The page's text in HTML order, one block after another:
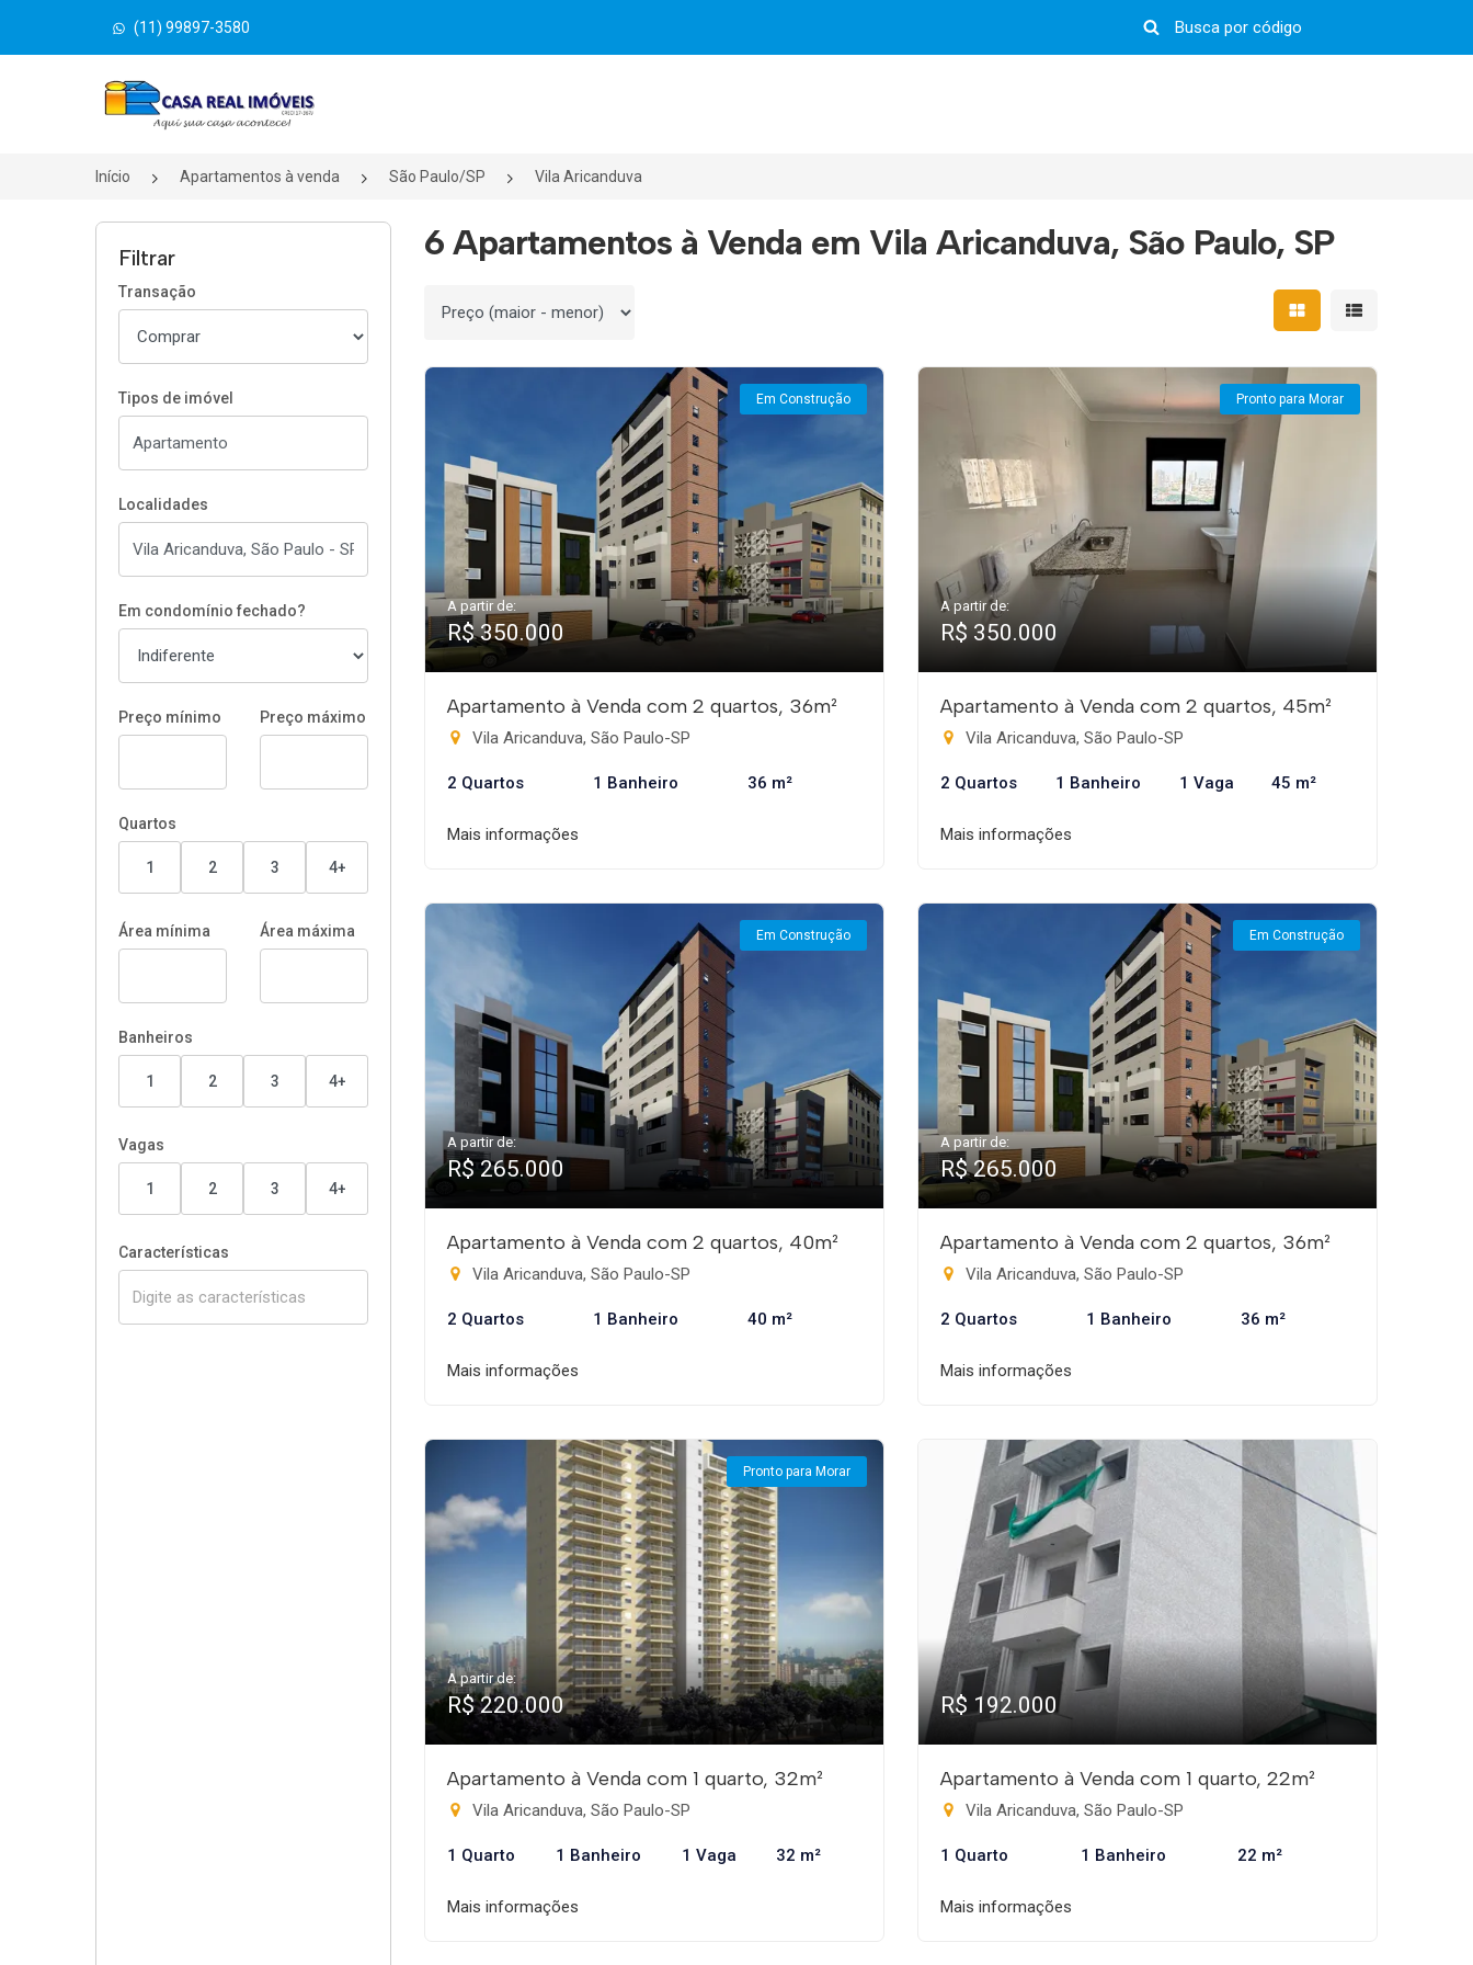
(11) 99897-3580
Página inicial
Início Apartamentos à venda São Paulo/SP Vila Aricanduva
Filtrar
Transação
Tipos de imóvel
Localidades
Em condomínio fechado?
Preço mínimo Preço máximo
Quartos
1 2 3 4+
Área mínima Área máxima
Banheiros
1 2 3 4+
Vagas
1 2 3 4+
Características
6 Apartamentos à Venda em Vila Aricanduva, São Paulo, SP
Ordenar por Mostrar resultados em
Mostrar
Em Construção
A partir de:
R$ 350.000
Apartamento à Venda com 2 quartos, 36m²
Vila Aricanduva, São Paulo-SP
2 Quartos 1 Banheiro 36 m²
Mais informações
Pronto para Morar
A partir de:
R$ 350.000
Apartamento à Venda com 2 quartos, 45m²
Vila Aricanduva, São Paulo-SP
2 Quartos 1 Banheiro 1 Vaga 45 m²
Mais informações
Em Construção
A partir de:
R$ 265.000
Apartamento à Venda com 2 quartos, 40m²
Vila Aricanduva, São Paulo-SP
2 Quartos 1 Banheiro 40 m²
Mais informações
Em Construção
A partir de:
R$ 265.000
Apartamento à Venda com 2 quartos, 36m²
Vila Aricanduva, São Paulo-SP
2 Quartos 1 Banheiro 36 m²
Mais informações
Pronto para Morar
A partir de:
R$ 220.000
Apartamento à Venda com 1 quarto, 32m²
Vila Aricanduva, São Paulo-SP
1 Quarto 1 Banheiro 1 Vaga 32 m²
Mais informações
R$ 192.000
Apartamento à Venda com 1 quarto, 22m²
Vila Aricanduva, São Paulo-SP
1 Quarto 1 Banheiro 22 m²
Mais informações